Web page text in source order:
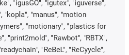
"igusGO", "igutex", "iguverse",
"kopla", "manus", "motion
"motionary", "plastics for
"print2mold", "Rawbot", "RBTX",
"ReBeL", "ReCyycle",